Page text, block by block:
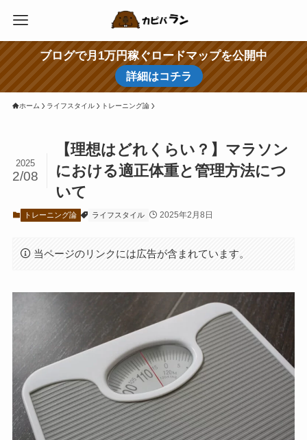
ブログで月1万円稼ぐロードマップを公開中
詳細はコチラ
ホーム ライフスタイル トレーニング論
【理想はどれくらい？】マラソン
における適正体重と管理方法につ
いて
2025
2/08
トレーニング論 ライフスタイル 2025年2月8日
当ページのリンクには広告が含まれています。